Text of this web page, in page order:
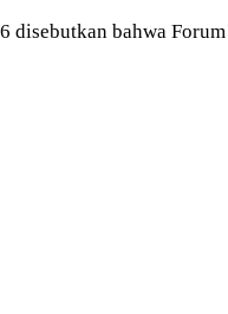
disebutkan bahwa